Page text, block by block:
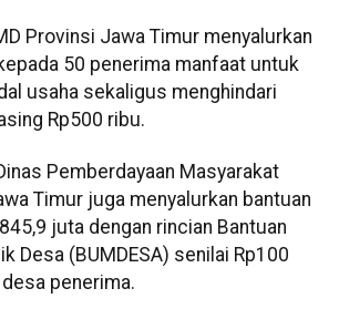
Provinsi Jawa Timur menyalurkan
50 penerima manfaat untuk
usaha sekaligus menghindari
Rp500 ribu.
Pemberdayaan Masyarakat
Timur juga menyalurkan bantuan
juta dengan rincian Bantuan
Desa (BUMDESA) senilai Rp100
penerima.